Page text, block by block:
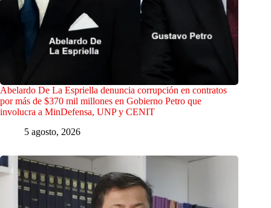
Abelardo De La Espriella denuncia corrupción en contratos
por más de $370 mil millones en Gobierno Petro que
involucra a MinDefensa, UNP y CENIT
5 agosto, 2026